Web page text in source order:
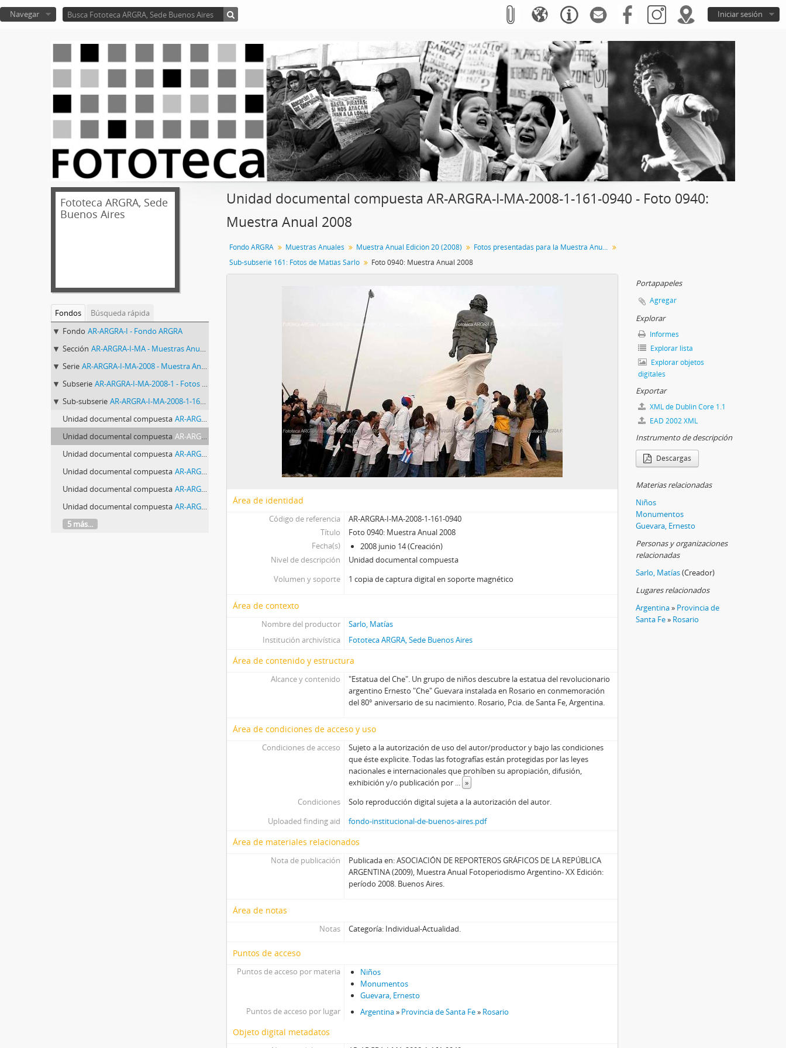
Iniciar sesión
Navegar
Fototeca ARGRA, Sede
Buenos Aires
Fondos
Búsqueda rápida
Fondo AR-ARGRA-I - Fondo ARGRA
Sección AR-ARGRA-I-MA - Muestras Anuales
Serie AR-ARGRA-I-MA-2008 - Muestra Anual Edición 20 (2008)
Subserie AR-ARGRA-I-MA-2008-1 - Fotos presentadas para la Muestra Anual XX Edición (período 2008)
Sub-subserie AR-ARGRA-I-MA-2008-1-161 - Sub-subserie 161: Fotos de Matías Sarlo
Unidad documental compuesta AR-ARGRA-I-MA-2008-1-161-0939 - Foto 0939: Muestra Anual 2008
Unidad documental compuesta AR-ARGRA-I-MA-2008-1-161-0940 - Foto 0940: Muestra Anual 2008
Unidad documental compuesta AR-ARGRA-I-MA-2008-1-161-0941 - Foto 0941: Muestra Anual 2008
Unidad documental compuesta AR-ARGRA-I-MA-2008-1-161-0942 - Foto 0942: Muestra Anual 2008
Unidad documental compuesta AR-ARGRA-I-MA-2008-1-161-0943 - Foto 0943: Muestra Anual 2008
Unidad documental compuesta AR-ARGRA-I-MA-2008-1-161-0944 - Foto 0944: Muestra Anual 2008
5 más...
Unidad documental compuesta AR-ARGRA-I-MA-2008-1-161-0940 - Foto 0940:
Muestra Anual 2008
Fondo ARGRA Muestras Anuales Muestra Anual Edición 20 (2008)
Fotos presentadas para la Muestra Anual XX Edición (período 2008)
Sub-subserie 161: Fotos de Matías Sarlo
Foto 0940: Muestra Anual 2008
Área de identidad
Código de referencia
AR-ARGRA-I-MA-2008-1-161-0940
Título
Foto 0940: Muestra Anual 2008
Fecha(s)
2008 junio 14 (Creación)
Nivel de descripción
Unidad documental compuesta
Volumen y soporte
1 copia de captura digital en soporte magnético
Área de contexto
Nombre del productor
Sarlo, Matías
Institución archivística
Fototeca ARGRA, Sede Buenos Aires
Área de contenido y estructura
Alcance y contenido
"Estatua del Che". Un grupo de niños descubre la estatua del revolucionario
argentino Ernesto "Che" Guevara instalada en Rosario en conmemoración
del 80° aniversario de su nacimiento. Rosario, Pcia. de Santa Fe, Argentina.
Área de condiciones de acceso y uso
Condiciones de acceso
Sujeto a la autorización de uso del autor/productor y bajo las condiciones
que éste explicite. Todas las fotografías están protegidas por las leyes
nacionales e internacionales que prohíben su apropiación, difusión,
exhibición y/o publicación por ... »
Condiciones
Solo reproducción digital sujeta a la autorización del autor.
Uploaded finding aid
fondo-institucional-de-buenos-aires.pdf
Área de materiales relacionados
Nota de publicación
Publicada en: ASOCIACIÓN DE REPORTEROS GRÁFICOS DE LA REPÚBLICA
ARGENTINA (2009), Muestra Anual Fotoperiodismo Argentino- XX Edición:
período 2008. Buenos Aires.
Área de notas
Notas Categoría: Individual-Actualidad.
Puntos de acceso
Puntos de acceso por materia
Niños
Monumentos
Guevara, Ernesto
Puntos de acceso por lugar
Argentina» Provincia de Santa Fe» Rosario
Objeto digital metadatos
Portapapeles
Agregar
Explorar
Informes
Explorar lista
Explorar objetos
digitales
Exportar
XML de Dublin Core 1.1
EAD 2002 XML
Instrumento de descripción
Descargas
Materias relacionadas
Niños
Monumentos
Guevara, Ernesto
Personas y organizaciones
relacionadas
Sarlo, Matías(Creador)
Lugares relacionados
Argentina» Provincia de
Santa Fe» Rosario